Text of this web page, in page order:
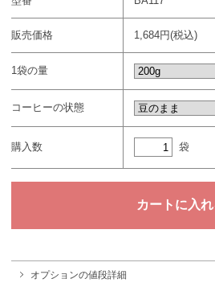
販売価格 1,684円(税込)
1袋の量
コーヒーの状態
購入数 袋
オプションの値段詳細